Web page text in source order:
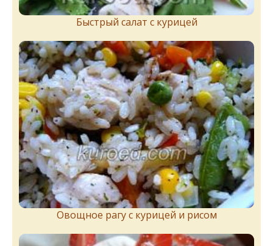
Быстрый салат с курицей
Овощное рагу с курицей и рисом